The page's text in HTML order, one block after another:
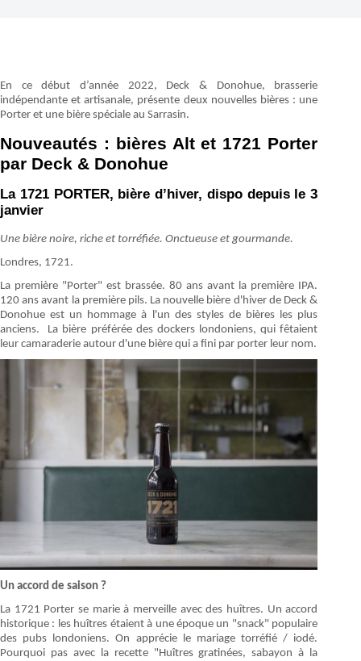
En ce début d’année 2022, Deck & Donohue, brasserie
indépendante et artisanale, présente deux nouvelles bières : une
Porter et une bière spéciale au Sarrasin.
Nouveautés : bières Alt et 1721 Porter
par Deck & Donohue
La 1721 PORTER, bière d’hiver, dispo depuis le 3
janvier
Une bière noire, riche et torréfiée. Onctueuse et gourmande.
Londres, 1721.
La première "Porter" est brassée. 80 ans avant la première IPA.
120 ans avant la première pils. La nouvelle bière d'hiver de Deck &
Donohue est un hommage à l'un des styles de bières les plus
anciens. La bière préférée des dockers londoniens, qui fêtaient
leur camaraderie autour d'une bière qui a fini par porter leur nom.
Un accord de saison ?
La 1721 Porter se marie à merveille avec des huîtres. Un accord
historique : les huîtres étaient à une époque un "snack" populaire
des pubs londoniens. On apprécie le mariage torréfié / iodé.
Pourquoi pas avec la recette "Huîtres gratinées, sabayon à la